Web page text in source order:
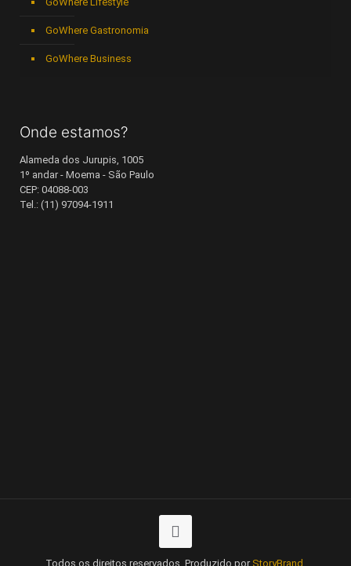
GoWhere Gastronomia
GoWhere Business
Onde estamos?
Alameda dos Jurupis, 1005
1º andar - Moema - São Paulo
CEP: 04088-003
Tel.: (11) 97094-1911
Todos os direitos reservados. Produzido por StoryBrand